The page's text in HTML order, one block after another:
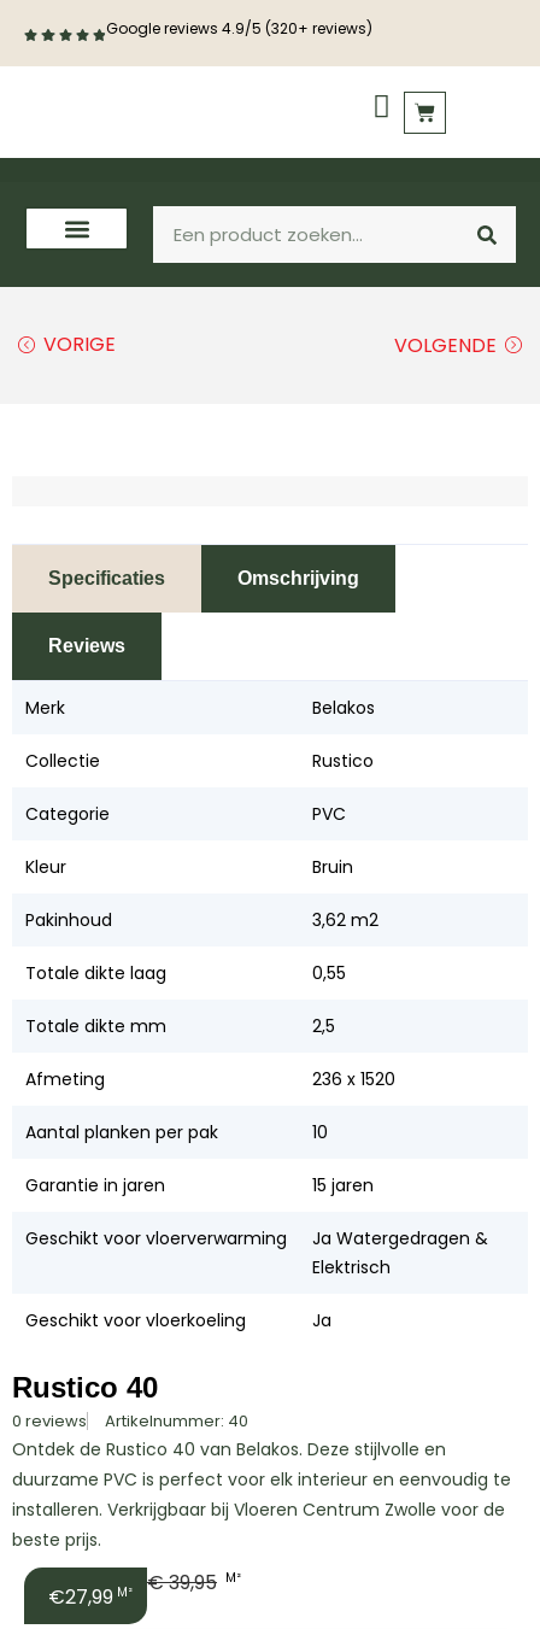
Google reviews 4.9/5 (320+ reviews)
VORIGE VOLGENDE
Specificaties Omschrijving
Reviews
Merk Belakos
Collectie Rustico
Categorie PVC
Kleur Bruin
Pakinhoud 3,62 m2
Totale dikte laag 0,55
Totale dikte mm 2,5
Afmeting 236 x 1520
Aantal planken per pak 10
Garantie in jaren 15 jaren
Geschikt voor vloerverwarming
Ja Watergedragen &
Elektrisch
Geschikt voor vloerkoeling Ja
Rustico 40
0 reviews Artikelnummer: 40
Ontdek de Rustico 40 van Belakos. Deze stijlvolle en
duurzame PVC is perfect voor elk interieur en eenvoudig te
installeren. Verkrijgbaar bij Vloeren Centrum Zwolle voor de
beste prijs.
€27,99 M² €39,95 M²